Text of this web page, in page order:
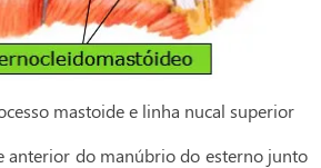
mastoide e linha nucal superior
anterior do manúbrio do esterno junto